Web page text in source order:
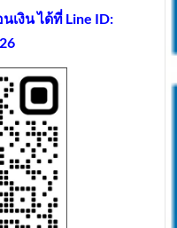
เงิน ได้ที่ Line ID: